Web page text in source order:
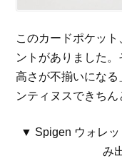
このカードポケッ
ントがありました
高さが不揃いにな
ンティヌスできちん
▼ Spigen ウォレッ
み